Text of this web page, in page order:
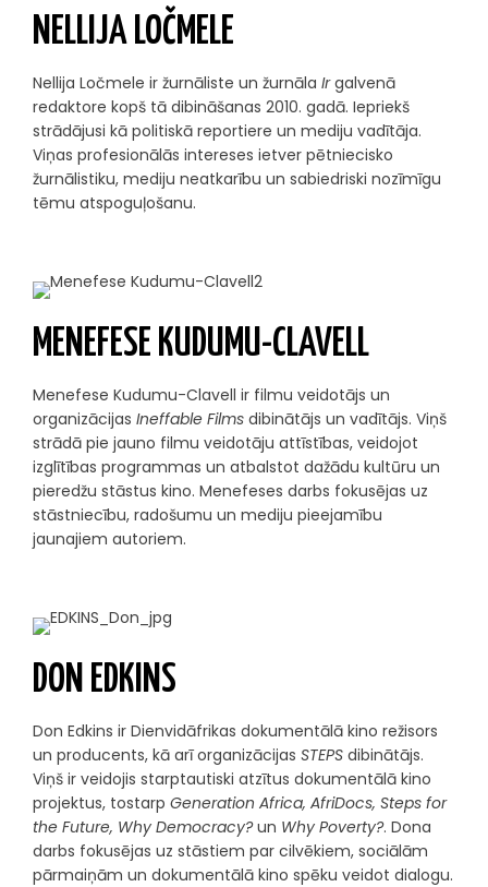
NELLIJA LOČMELE
Nellija Ločmele ir žurnāliste un žurnāla Irgalvenā
redaktore kopš tā dibināšanas 2010. gadā. Iepriekš
strādājusi kā politiskā reportiere un mediju vadītāja.
Viņas profesionālās intereses ietver pētniecisko
žurnālistiku, mediju neatkarību un sabiedriski nozīmīgu
tēmu atspoguļošanu.
MENEFESE KUDUMU-CLAVELL
Menefese Kudumu-Clavell ir filmu veidotājs un
organizācijas Ineffable Films dibinātājs un vadītājs. Viņš
strādā pie jauno filmu veidotāju attīstības, veidojot
izglītības programmas un atbalstot dažādu kultūru un
pieredžu stāstus kino. Menefeses darbs fokusējas uz
stāstniecību, radošumu un mediju pieejamību
jaunajiem autoriem.
DON EDKINS
Don Edkins ir Dienvidāfrikas dokumentālā kino režisors
un producents, kā arī organizācijas STEPS dibinātājs.
Viņš ir veidojis starptautiski atzītus dokumentālā kino
projektus, tostarp Generation Africa, AfriDocs, Steps for
the Future, Why Democracy?un Why Poverty?. Dona
darbs fokusējas uz stāstiem par cilvēkiem, sociālām
pārmaiņām un dokumentālā kino spēku veidot dialogu.